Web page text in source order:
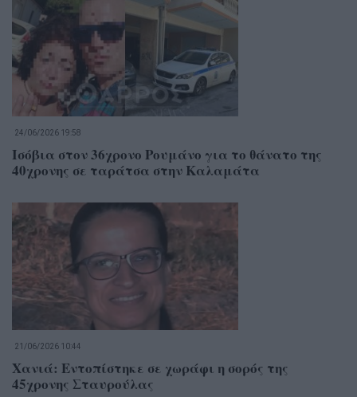
24/06/2026 19:58
Ισόβια στον 36χρονο Ρουμάνο για το θάνατο της
40χρονης σε ταράτσα στην Καλαμάτα
21/06/2026 10:44
Χανιά: Εντοπίστηκε σε χωράφι η σορός της
45χρονης Σταυρούλας